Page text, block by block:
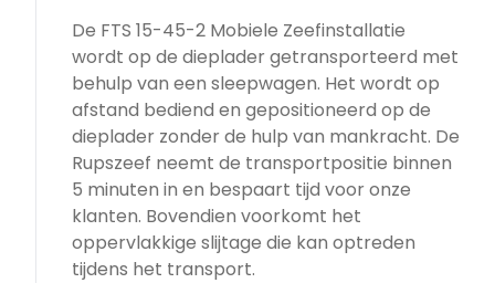
De FTS 15-45-2 Mobiele Zeefinstallatie
wordt op de dieplader getransporteerd met
behulp van een sleepwagen. Het wordt op
afstand bediend en gepositioneerd op de
dieplader zonder de hulp van mankracht. De
Rupszeef neemt de transportpositie binnen
5 minuten in en bespaart tijd voor onze
klanten. Bovendien voorkomt het
oppervlakkige slijtage die kan optreden
tijdens het transport.